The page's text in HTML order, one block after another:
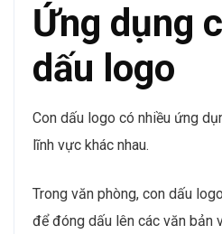
Ứng dụng
dấu logo
Con dấu logo có nhiều ứng
lĩnh vực khác nhau.
Trong văn phòng, con dấu
để đóng dấu lên các văn bản